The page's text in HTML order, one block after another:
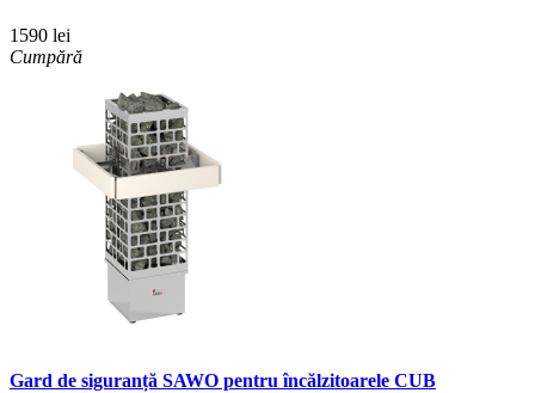
1590 lei
Cumpără
Gard de siguranță SAWO pentru încălzitoarele CUB